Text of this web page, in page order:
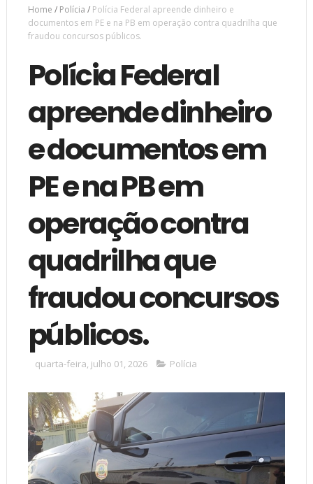
Home / Polícia / Polícia Federal apreende dinheiro e
documentos em PE e na PB em operação contra quadrilha que
fraudou concursos públicos.
Polícia Federal
apreende dinheiro
e documentos em
PE e na PB em
operação contra
quadrilha que
fraudou concursos
públicos.
quarta-feira, julho 01, 2026 Polícia